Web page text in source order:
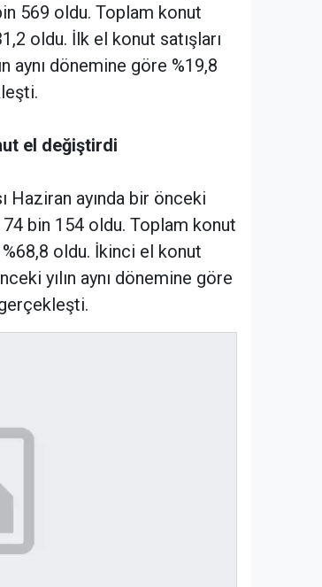
569 oldu. Toplam konut
oldu. İlk el konut satışları
aynı dönemine göre %19,8
el değiştirdi
Haziran ayında bir önceki
74 bin 154 oldu. Toplam konut
%68,8 oldu. İkinci el konut
yılın aynı dönemine göre